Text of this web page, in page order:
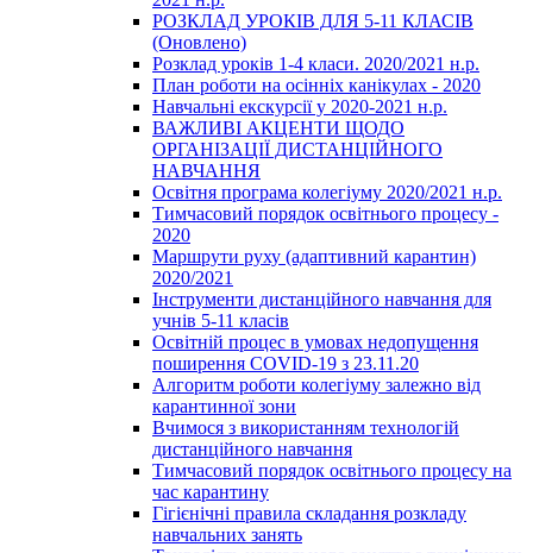
РОЗКЛАД УРОКІВ ДЛЯ 5-11 КЛАСІВ
(Оновлено)
Розклад уроків 1-4 класи. 2020/2021 н.р.
План роботи на осінніх канікулах - 2020
Навчальні екскурсії у 2020-2021 н.р.
ВАЖЛИВІ АКЦЕНТИ ЩОДО
ОРГАНІЗАЦІЇ ДИСТАНЦІЙНОГО
НАВЧАННЯ
Освітня програма колегіуму 2020/2021 н.р.
Тимчасовий порядок освітнього процесу -
2020
Маршрути руху (адаптивний карантин)
2020/2021
Інструменти дистанційного навчання для
учнів 5-11 класів
Освітній процес в умовах недопущення
поширення COVID-19 з 23.11.20
Алгоритм роботи колегіуму залежно від
карантинної зони
Вчимося з використанням технологій
дистанційного навчання
Тимчасовий порядок освітнього процесу на
час карантину
Гігієнічні правила складання розкладу
навчальних занять